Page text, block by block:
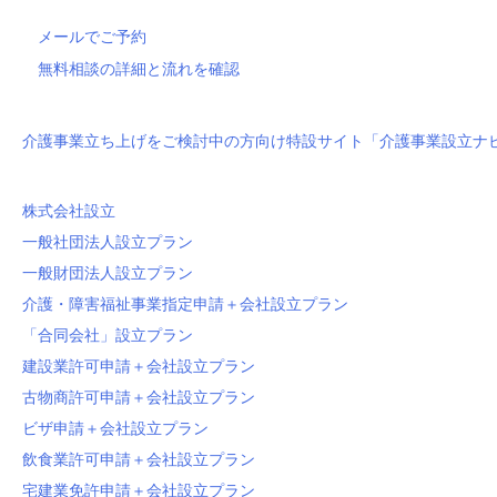
メールでご予約
無料相談の詳細と流れを確認
介護事業立ち上げをご検討中の方向け特設サイト「介護事業設立ナ
株式会社設立
一般社団法人設立プラン
一般財団法人設立プラン
介護・障害福祉事業指定申請＋会社設立プラン
「合同会社」設立プラン
建設業許可申請＋会社設立プラン
古物商許可申請＋会社設立プラン
ビザ申請＋会社設立プラン
飲食業許可申請＋会社設立プラン
宅建業免許申請＋会社設立プラン